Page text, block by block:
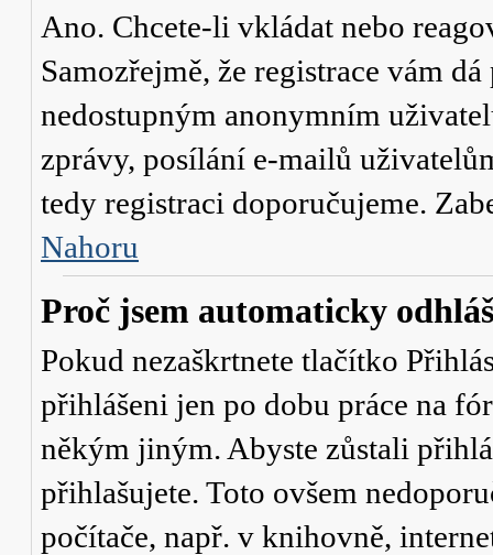
Ano. Chcete-li vkládat nebo
Samozřejmě, že registrace vám
nedostupným anonymním
zprávy, posílání e-mailů
tedy registraci doporučujeme.
Nahoru
Proč jsem automaticky
Pokud nezaškrtnete tlačítko
přihlášeni jen po dobu práce na
někým jiným. Abyste zůstali
přihlašujete. Toto ovšem
počítače, např. v knihovně,